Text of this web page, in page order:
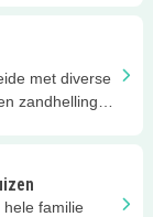
met diverse
zandhelling
familie